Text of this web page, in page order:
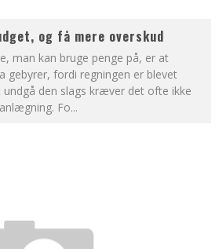
og få mere overskud
man kan bruge penge på, er at
gebyrer, fordi regningen er blevet
undgå den slags kræver det ofte ikke
Fo...